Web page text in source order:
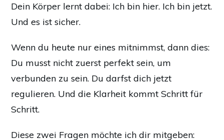
Dein Körper lernt dabei: Ich bin hier. Ich bin jetzt.
Und es ist sicher.
Wenn du heute nur eines mitnimmst, dann dies:
Du musst nicht zuerst perfekt sein, um
verbunden zu sein. Du darfst dich jetzt
regulieren. Und die Klarheit kommt Schritt für
Schritt.
Diese zwei Fragen möchte ich dir mitgeben: